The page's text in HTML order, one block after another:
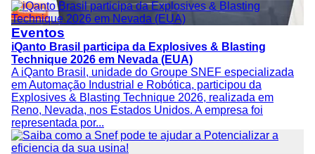
Eventos
iQanto Brasil participa da Explosives & Blasting
Technique 2026 em Nevada (EUA)
A iQanto Brasil, unidade do Groupe SNEF especializada
em Automação Industrial e Robótica, participou da
Explosives & Blasting Technique 2026, realizada em
Reno, Nevada, nos Estados Unidos. A empresa foi
representada por...